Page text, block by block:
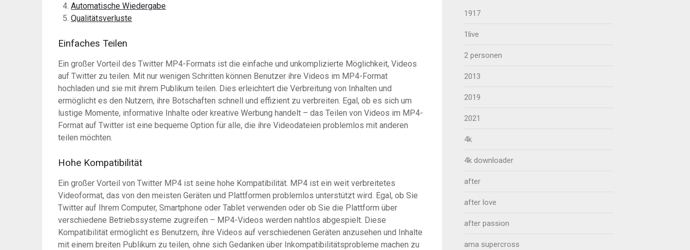
Automatische Wiedergabe
Qualitätsverluste
Einfaches Teilen
Ein großer Vorteil des Twitter MP4-Formats ist die einfache und unkomplizierte Möglichkeit, Videos
auf Twitter zu teilen. Mit nur wenigen Schritten können Benutzer ihre Videos im MP4-Format
hochladen und sie mit ihrem Publikum teilen. Dies erleichtert die Verbreitung von Inhalten und
ermöglicht es den Nutzern, ihre Botschaften schnell und effizient zu verbreiten. Egal, ob es sich um
lustige Momente, informative Inhalte oder kreative Werbung handelt – das Teilen von Videos im MP4-
Format auf Twitter ist eine bequeme Option für alle, die ihre Videodateien problemlos mit anderen
teilen möchten.
Hohe Kompatibilität
Ein großer Vorteil von Twitter MP4 ist seine hohe Kompatibilität. MP4 ist ein weit verbreitetes
Videoformat, das von den meisten Geräten und Plattformen problemlos unterstützt wird. Egal, ob Sie
Twitter auf Ihrem Computer, Smartphone oder Tablet verwenden oder ob Sie die Plattform über
verschiedene Betriebssysteme zugreifen – MP4-Videos werden nahtlos abgespielt. Diese
Kompatibilität ermöglicht es Benutzern, ihre Videos auf verschiedenen Geräten anzusehen und Inhalte
mit einem breiten Publikum zu teilen, ohne sich Gedanken über Inkompatibilitätsprobleme machen zu
1917
1live
2 personen
2013
2019
2021
4k
4k downloader
after
after love
after passion
ama supercross